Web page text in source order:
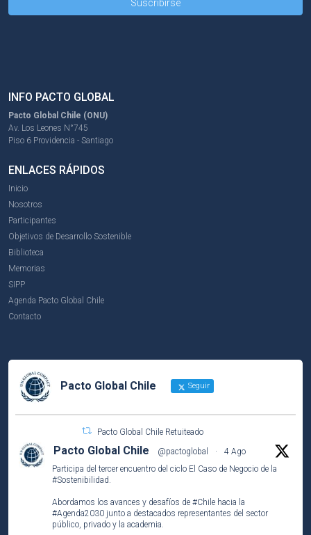
INFO PACTO GLOBAL
Pacto Global Chile (ONU)
Av. Los Leones N°745
Piso 6 Providencia - Santiago
ENLACES RÁPIDOS
Inicio
Nosotros
Participantes
Objetivos de Desarrollo Sostenible
Biblioteca
Memorias
SIPP
Agenda Pacto Global Chile
Contacto
Pacto Global Chile Seguir
Pacto Global Chile Retuiteado
Pacto Global Chile @pactoglobal ·
4 Ago
Participa del tercer encuentro del ciclo El Caso de Negocio de la
#Sostenibilidad
Abordamos los avances y desafíos de #Chile hacia la
#Agenda2030 junto a destacados representantes del sector
público, privado y la academia.